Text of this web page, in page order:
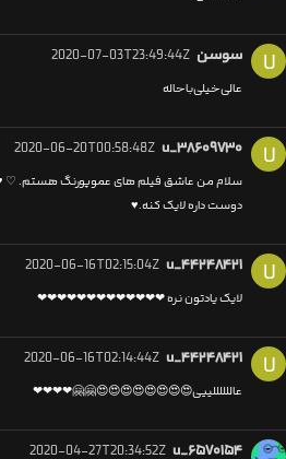
U سوسن 2020-07-03T23:49:44Z
عالی‌خیلی‌باحاله‌
U u_۳۸۶۰۹۷۳۰ 2020-06-20T00:58:48Z
سلام من عاشق فیلم های عموپورنگ هستم. ♡
دوست داره لایک کنه.♥
U u_۴۴۲۴۸۴۲۱ 2020-06-16T02:15:04Z
لایک یادتون نره ❤❤❤❤❤❤❤❤❤❤❤❤❤
U u_۴۴۲۴۸۴۲۱ 2020-06-16T02:14:44Z
عاللللللییی😍😍😍😍😍😍😍😍🤗🤗❤❤❤❤
u_۶۵۷۰۱۵۴ 2020-04-27T20:34:52Z